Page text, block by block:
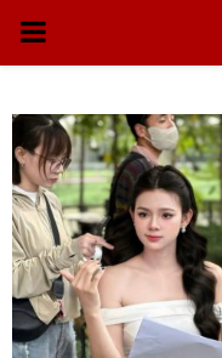
THỰC
CHÍNH